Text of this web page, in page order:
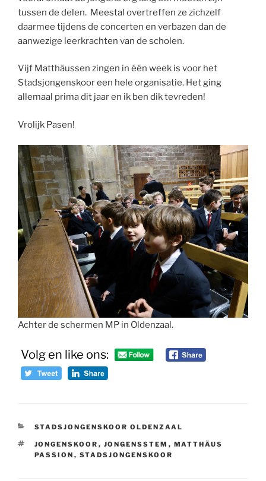
tussen de delen. Meestal overtreffen ze zichzelf
daarmee tijdens de concerten en verbazen dan de
aanwezige leerkrachten van de scholen.
Vijf Matthäussen zingen in één week is voor het
Stadsjongenskoor een hele organisatie. Het ging
allemaal prima dit jaar en ik ben dik tevreden!
Vrolijk Pasen!
Achter de schermen MP in Oldenzaal.
Volg en like ons:
CATEGORIEËN
STADSJONGENSKOOR OLDENZAAL
TAGS
JONGENSKOOR , JONGENSSTEM , MATTHÄUS
PASSION , STADSJONGENSKOOR